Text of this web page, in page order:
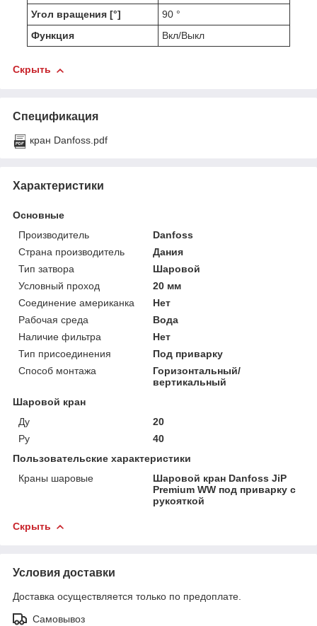
Угол вращения [°]
90 °
Функция
Вкл/Выкл
Скрыть
Спецификация
кран Danfoss.pdf
Характеристики
Основные
Производитель
Danfoss
Страна производитель
Дания
Тип затвора
Шаровой
Условный проход
20 мм
Соединение американка
Нет
Рабочая среда
Вода
Наличие фильтра
Нет
Тип присоединения
Под приварку
Способ монтажа
Горизонтальный/
вертикальный
Шаровой кран
Ду
20
Ру
40
Пользовательские характеристики
Краны шаровые
Шаровой кран Danfoss JiP
Premium WW под приварку с
рукояткой
Скрыть
Условия доставки
Доставка осуществляется только по предоплате.
Самовывоз